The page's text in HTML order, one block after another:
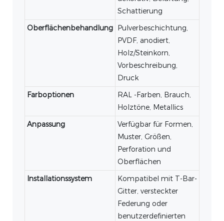
Schattierung
Oberflächenbehandlung Pulverbeschichtung,
PVDF, anodiert,
Holz/Steinkorn,
Vorbeschreibung,
Druck
Farboptionen
RAL -Farben, Brauch,
Holztöne, Metallics
Anpassung
Verfügbar für Formen,
Muster, Größen,
Perforation und
Oberflächen
Installationssystem
Kompatibel mit T-Bar-
Gitter, versteckter
Federung oder
benutzerdefinierten